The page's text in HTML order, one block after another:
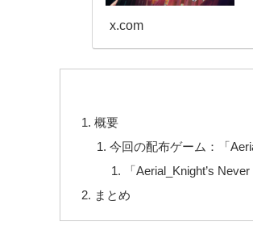
x.com
概要
今回の配布ゲーム：「
「Aerial_Knight’s
まとめ